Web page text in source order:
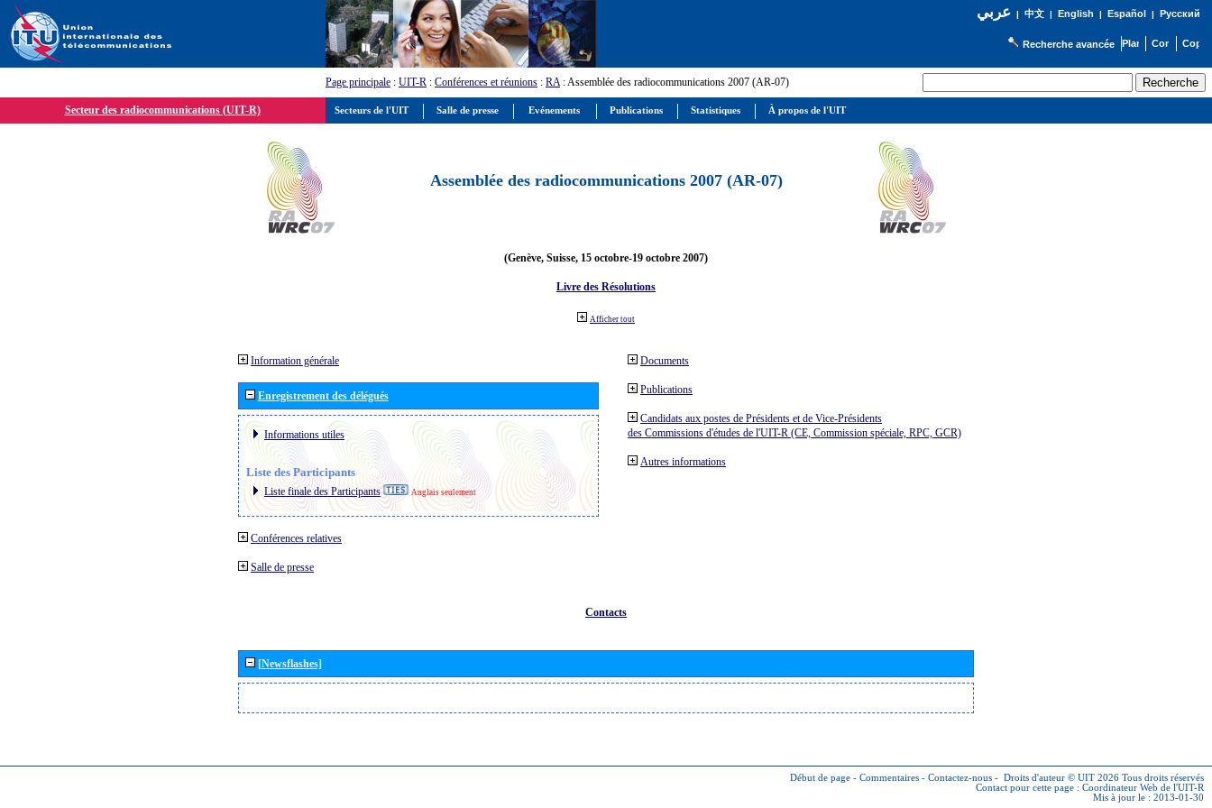
عربي| 中文| English | Español | Русский
Recherche avancée
Page principale : UIT-R : Conférences et réunions : RA: Assemblée des radiocommunications 2007 (AR-07)
Secteur des radiocommunications (UIT-R)
Assemblée des radiocommunications 2007 (AR-07)
(Genève, Suisse, 15 octobre-19 octobre 2007)
Livre des Résolutions
Afficher tout
Information générale
Enregistrement des délégués
Informations utiles
Liste des Participants
Liste finale des Participants Anglais seulement
Conférences relatives
Salle de presse
Documents
Publications
Candidats aux postes de Présidents et de Vice-Présidents
des Commissions d'études de l'UIT-R (CE, Commission spéciale, RPC, GCR)
Autres informations
Contacts
[Newsflashes]
Début de page - Commentaires - Contactez-nous - Droits d'auteur © UIT 2026 Tous droits réservés
Contact pour cette page : Coordinateur Web de l'UIT-R
Mis à jour le : 2013-01-30
Secteurs de l'UIT Salle de presse Evénements Publications Statistiques À propos de l'UIT